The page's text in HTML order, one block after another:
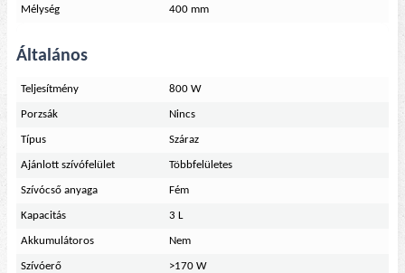
Mélység 400 mm
Általános
Teljesítmény 800 W
Porzsák Nincs
Típus Száraz
Ajánlott szívófelület Többfelületes
Szívócső anyaga Fém
Kapacitás 3 L
Akkumulátoros Nem
Szívóerő >170 W